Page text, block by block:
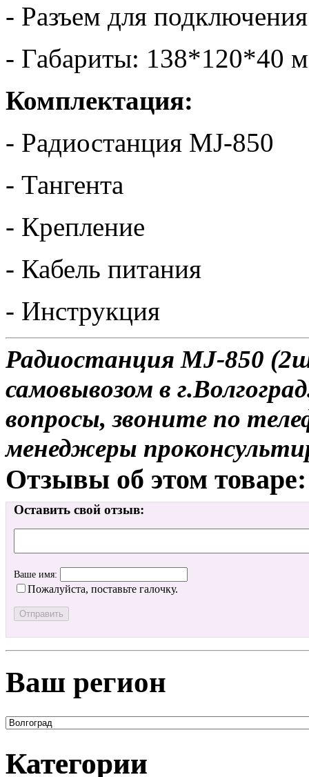
- Разъем для
- Габариты: 138*120*40
Комплектация:
- Радиостанция MJ-850
- Тангента
- Крепление
- Кабель питания
- Инструкция
Радиостанция MJ-850
самовывозом в
вопросы, звоните по
менеджеры
Отзывы об этом товаре:
Оставить свой отзыв:
Ваше имя:
Пожалуйста, поставьте галочку.
Ваш регион
Категории